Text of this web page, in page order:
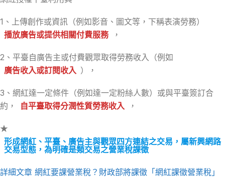
1、上傳創作或資訊（例如影音、圖文等，下稱表演勞務）
播放廣告或提供相關付費服務
，
2、平臺自廣告主或付費觀眾取得勞務收入（例如
廣告收入或訂閱收入 ），
3、網紅達一定條件（例如達一定粉絲人數）或與平臺簽訂合
約，
自平臺取得分潤性質勞務收入 ，
★
形成網紅、平臺、廣告主與觀眾四方連結之交易，屬新興網路
交易型態，為明確是類交易之營業稅課徵
詳細文章 網紅要課營業稅？財政部將課徵「網紅課徵營業稅」